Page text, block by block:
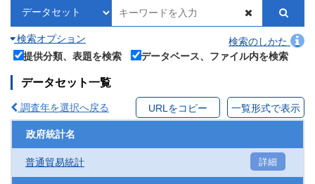
検索オプション
検索のしかた
提供分類、表題を検索
データベース、ファイル内を検索
データセット一覧
調査年を選択へ戻る URLをコピー 一覧形式で表示
政府統計名
普通貿易統計 詳細